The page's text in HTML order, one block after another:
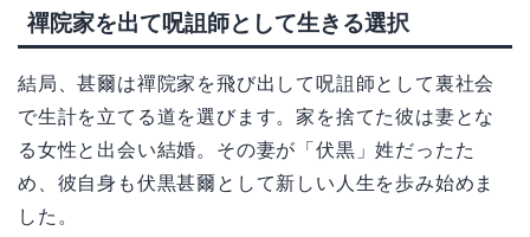
禪院家を出て呪詛師として生きる選択
結局、甚爾は禪院家を飛び出して呪詛師として裏社会
で生計を立てる道を選びます。家を捨てた彼は妻とな
る女性と出会い結婚。その妻が「伏黒」姓だったた
め、彼自身も伏黒甚爾として新しい人生を歩み始めま
した。